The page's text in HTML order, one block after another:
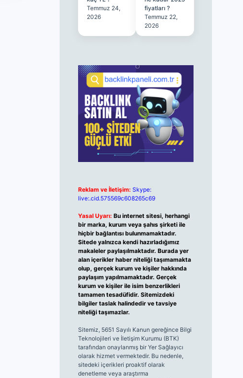
Temmuz 24,
2026
fiyatları ?
Temmuz 22,
2026
Reklam ve İletişim: Skype:
live:.cid.575569c608265c69
Yasal Uyarı: Bu internet sitesi, herhangi
bir marka, kurum veya şahıs şirketi ile
hiçbir bağlantısı bulunmamaktadır.
Sitede yalnızca kendi hazırladığımız
makaleler paylaşılmaktadır. Burada yer
alan içerikler haber niteliği taşımamakta
olup, gerçek kurum ve kişiler hakkında
paylaşım yapılmamaktadır. Gerçek
kurum ve kişiler ile isim benzerlikleri
tamamen tesadüfidir. Sitemizdeki
bilgiler taslak halindedir ve tavsiye
niteliği taşımazlar.
Sitemiz, 5651 Sayılı Kanun gereğince Bilgi
Teknolojileri ve İletişim Kurumu (BTK)
tarafından onaylanmış bir Yer Sağlayıcı
olarak hizmet vermektedir. Bu nedenle,
sitedeki içerikleri proaktif olarak
denetleme veya araştırma